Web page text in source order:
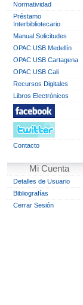
Normatividad
Préstamo
Interbibliotecario
Manual Solicitudes
OPAC USB Medellín
OPAC USB Cartagena
OPAC USB Cali
Recursos Digitales
Libros Electrónicos
Contacto
Mi Cuenta
Detalles de Usuario
Bibliografías
Cerrar Sesión